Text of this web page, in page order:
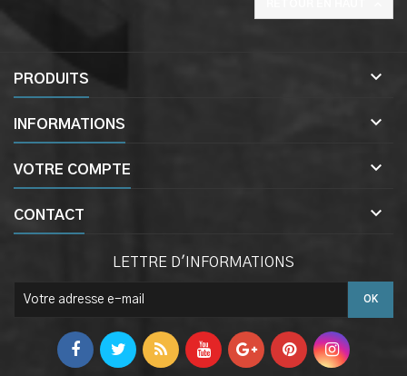
PRODUITS 
INFORMATIONS 
VOTRE COMPTE 
CONTACT 
LETTRE D'INFORMATIONS